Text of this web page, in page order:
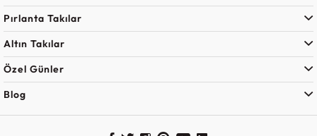
Pırlanta Takılar
Altın Takılar
Özel Günler
Blog